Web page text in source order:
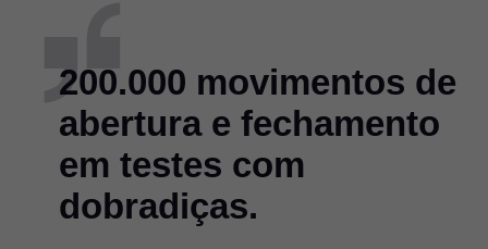
200.000 movimentos de
abertura e fechamento
em testes com
dobradiças.